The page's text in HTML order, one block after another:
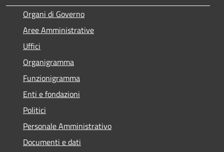
Organi di Governo
Aree Amministrative
Uffici
Organigramma
Funzionigramma
Enti e fondazioni
Politici
Personale Amministrativo
Documenti e dati